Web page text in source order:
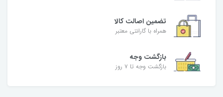
تضمین اصالت کالا
همراه با گارانتی معتبر
بازگشت وجه
بازگشت وجه تا ۷ روز